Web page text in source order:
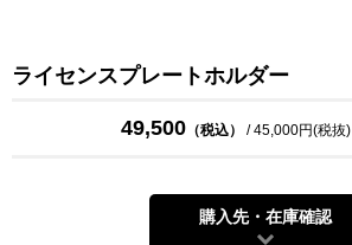
ライセンスプレートホルダー
49,500 （税込） / 45,000円(税抜)
購入先・在庫確認